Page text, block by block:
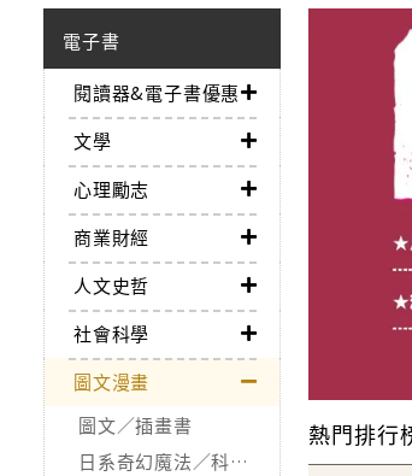
電子書
閱讀器&電子書優惠
文學
心理勵志
商業財經
人文史哲
社會科學
圖文漫畫
圖文／插畫書
日系奇幻魔法／科幻冒險
熱門排行